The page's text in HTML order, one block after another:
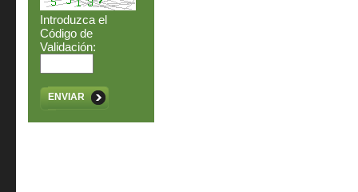
Introduzca el
Código de
Validación:
ENVIAR